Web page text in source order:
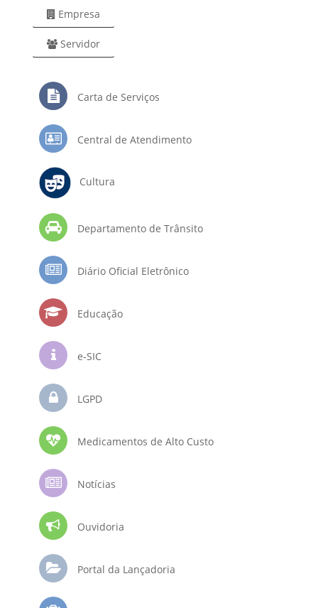
Empresa
Servidor
Carta de Serviços
Central de Atendimento
Cultura
Departamento de Trânsito
Diário Oficial Eletrônico
Educação
e-SIC
LGPD
Medicamentos de Alto Custo
Notícias
Ouvidoria
Portal da Lançadoria